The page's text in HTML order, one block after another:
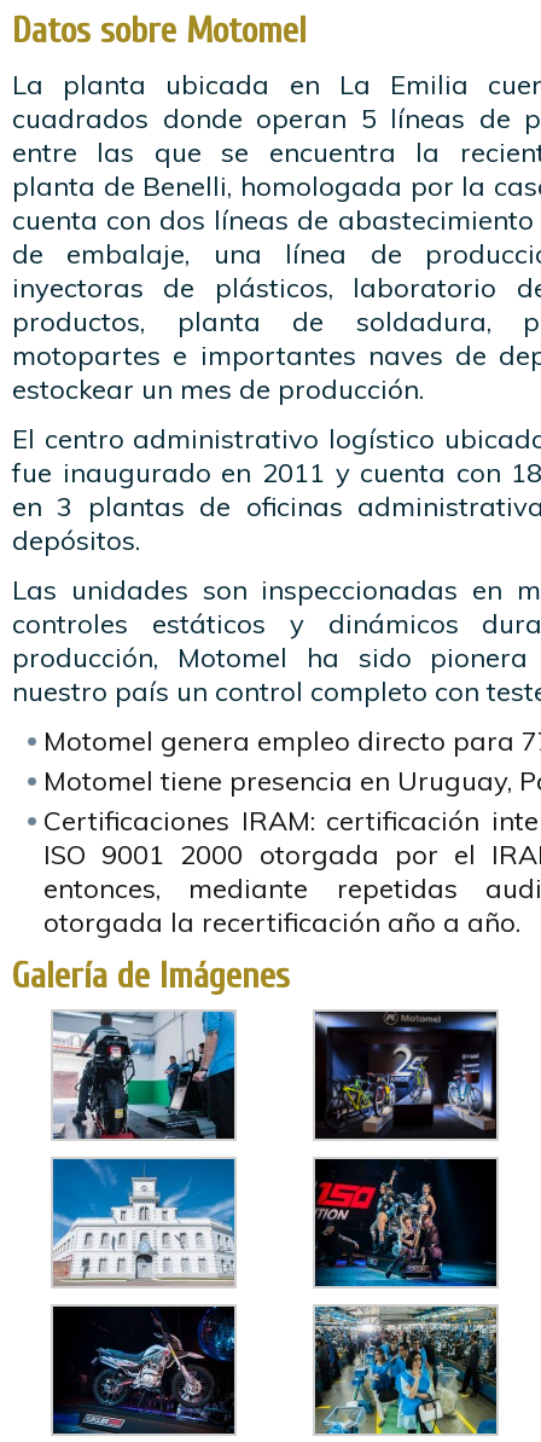
Datos sobre Motomel
La planta ubicada en La Emilia
cuadrados donde operan 5 líneas de
entre las que se encuentra la
planta de Benelli, homologada por la
cuenta con dos líneas de
de embalaje, una línea de
inyectoras de plásticos, laboratorio
productos, planta de soldadura,
motopartes e importantes naves de
estockear un mes de producción.
El centro administrativo logístico
fue inaugurado en 2011 y cuenta con
en 3 plantas de oficinas
depósitos.
Las unidades son inspeccionadas en
controles estáticos y dinámicos
producción, Motomel ha sido
nuestro país un control completo con
Motomel genera empleo directo para
Motomel tiene presencia en Uruguay,
Certificaciones IRAM: certificación
ISO 9001 2000 otorgada por el
entonces, mediante repetidas
otorgada la recertificación año a año.
Galería de Imágenes